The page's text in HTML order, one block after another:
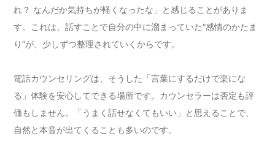
れ？ なんだか気持ちが軽くなったな」と感じることがありま
す。これは、話すことで自分の中に溜まっていた“感情のかたま
り”が、少しずつ整理されていくからです。
電話カウンセリングは、そうした「言葉にするだけで楽にな
る」体験を安心してできる場所です。カウンセラーは否定も評
価もしません。「うまく話せなくてもいい」と思えることで、
自然と本音が出てくることも多いのです。